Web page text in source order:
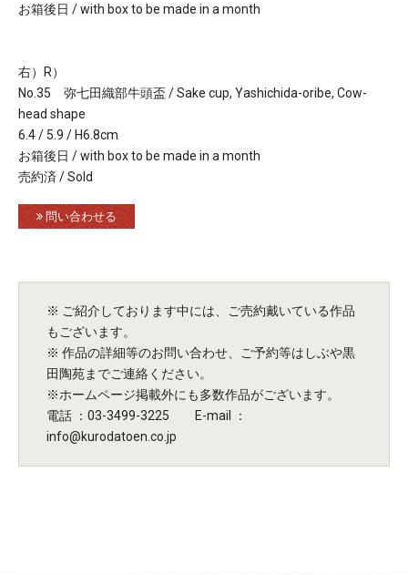
お箱後日 / with box to be made in a month
右）R）
No.35 弥七田織部牛頭盃 / Sake cup, Yashichida-oribe, Cow-
head shape
6.4 / 5.9 / H6.8cm
お箱後日 / with box to be made in a month
売約済 / Sold
問い合わせる
※ ご紹介しております中には、ご売約戴いている作品
もございます。
※ 作品の詳細等のお問い合わせ、ご予約等はしぶや黒
田陶苑までご連絡ください。
※ホームページ掲載外にも多数作品がございます。
電話 ：03-3499-3225 E-mail ：
info@kurodatoen.co.jp